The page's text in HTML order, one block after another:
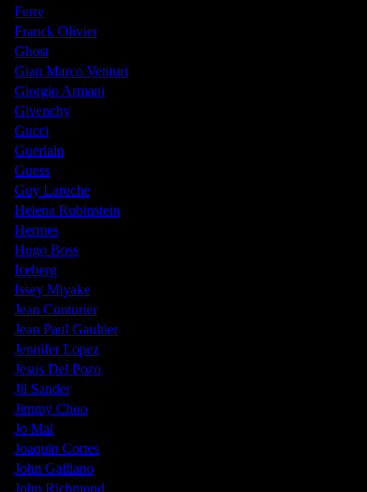
Ferre
Franck Olivier
Ghost
Gian Marco Venturi
Giorgio Armani
Givenchy
Gucci
Guerlain
Guess
Guy Laroche
Helena Rubinstein
Hermes
Hugo Boss
Iceberg
Issey Miyake
Jean Couturier
Jean Paul Gaultier
Jennifer Lopez
Jesus Del Pozo
Jil Sander
Jimmy Choo
Jo Mal
Joaquin Cortes
John Galliano
John Richmond